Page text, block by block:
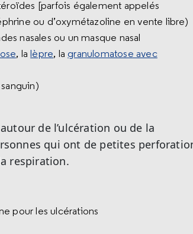
[parfois également appelés
ou d’oxymétazoline en vente libre)
nasales ou un masque nasal
, lalèpre, la granulomatose avec
de l’ulcération ou de la
qui ont de petites
respiration.
pour les ulcérations